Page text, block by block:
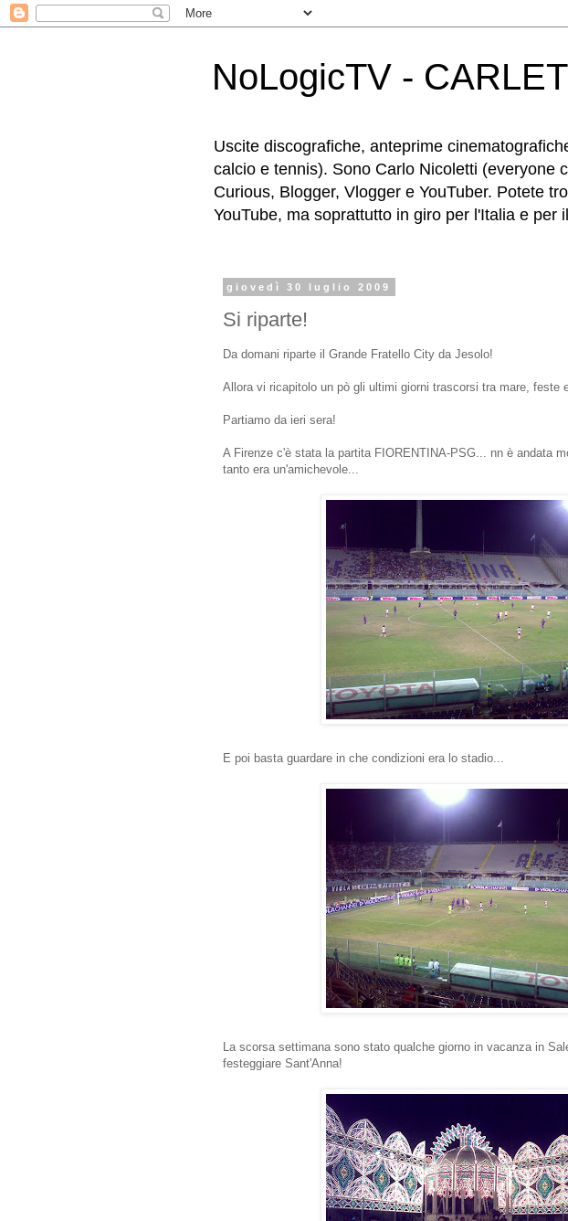
NoLogicTV -
Uscite discografiche, anteprime
calcio e tennis). Sono Carlo Nicoletti (everyone
Curious, Blogger, Vlogger e YouTuber. Potete
YouTube, ma soprattutto in giro per l'Italia e per
giovedì 30 luglio 2009
Si riparte!
Da domani riparte il Grande Fratello City da Jesolo!
Allora vi ricapitolo un pò gli ultimi giorni trascorsi tra mare, feste
Partiamo da ieri sera!
A Firenze c'è stata la partita FIORENTINA-PSG... nn è andata
tanto era un'amichevole...
E poi basta guardare in che condizioni era lo stadio...
La scorsa settimana sono stato qualche giorno in vacanza in
festeggiare Sant'Anna!